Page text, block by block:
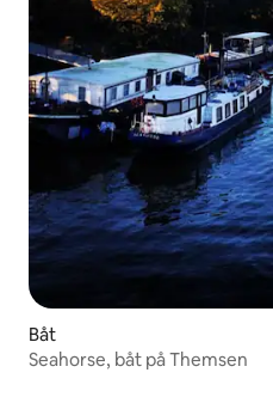
Båt
Seahorse, båt på Themsen